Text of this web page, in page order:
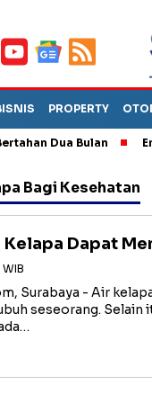
PROPERTY
Dua Bulan
Bagi Kesehatan
Kelapa Dapat
WIB
Surabaya - Air
seseorang. Selain